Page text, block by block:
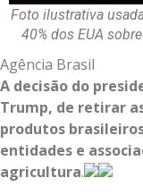
Foto ilustrativa
40% dos EUA
Agência Brasil
A decisão do
Trump, de retirar
produtos
entidades e
agricultura.